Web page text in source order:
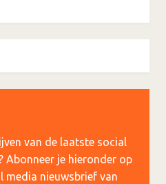
van de laatste social
Abonneer je hieronder op
media nieuwsbrief van